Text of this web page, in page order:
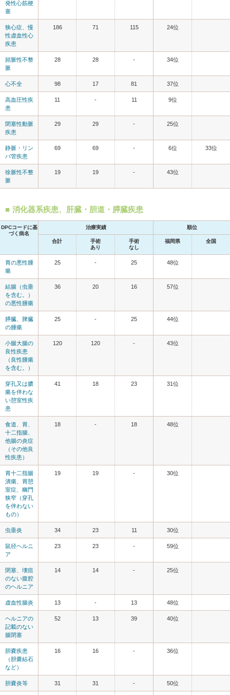
発性心筋梗
塞
狭心症、慢
性虚血性心
疾患
186 71 115 24位
頻脈性不整
脈
28 28 - 34位
心不全 98 17 81 37位
高血圧性疾
患
11 - 11 9位
閉塞性動脈
疾患
29 29 - 25位
静脈・リン
パ管疾患
69 69 - 6位 33位
徐脈性不整
脈
19 19 - 43位
消化器系疾患、肝臓・胆道・膵臓疾患
DPCコードに基
づく病名
治療実績 順位
合計
手術
あり
手術
なし
福岡県 全国
胃の悪性腫
瘍
25 - 25 48位
結腸（虫垂
を含む。）
の悪性腫瘍
36 20 16 57位
膵臓、脾臓
の腫瘍
25 - 25 44位
小腸大腸の
良性疾患
（良性腫瘍
を含む。）
120 120 - 43位
穿孔又は膿
瘍を伴わな
い憩室性疾
患
41 18 23 31位
食道、胃、
十二指腸、
他腸の炎症
（その他良
性疾患）
18 - 18 48位
胃十二指腸
潰瘍、胃憩
室症、幽門
狭窄（穿孔
を伴わない
もの）
19 19 - 30位
虫垂炎 34 23 11 30位
鼠径ヘルニ
ア
23 23 - 59位
閉塞、壊疽
のない腹腔
のヘルニア
14 14 - 25位
虚血性腸炎 13 - 13 48位
ヘルニアの
記載のない
腸閉塞
52 13 39 40位
胆嚢疾患
（胆嚢結石
など）
16 16 - 36位
胆嚢炎等 31 31 - 50位